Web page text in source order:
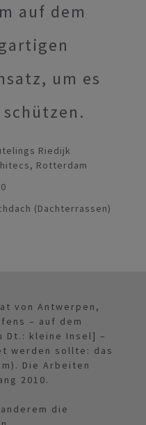
auf dem
um es
Riedijk
Rotterdam
(Dachterrassen)
von Antwerpen,
– auf dem
Dt.: kleine Insel] –
werden sollte: das
Die Arbeiten
2010.
die